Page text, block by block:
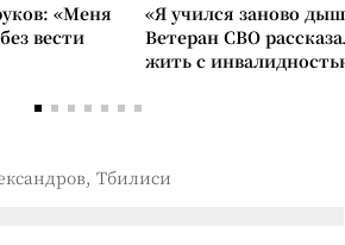
«Меня
вести
«Я учился заново
Ветеран СВО
жить с
Тбилиси